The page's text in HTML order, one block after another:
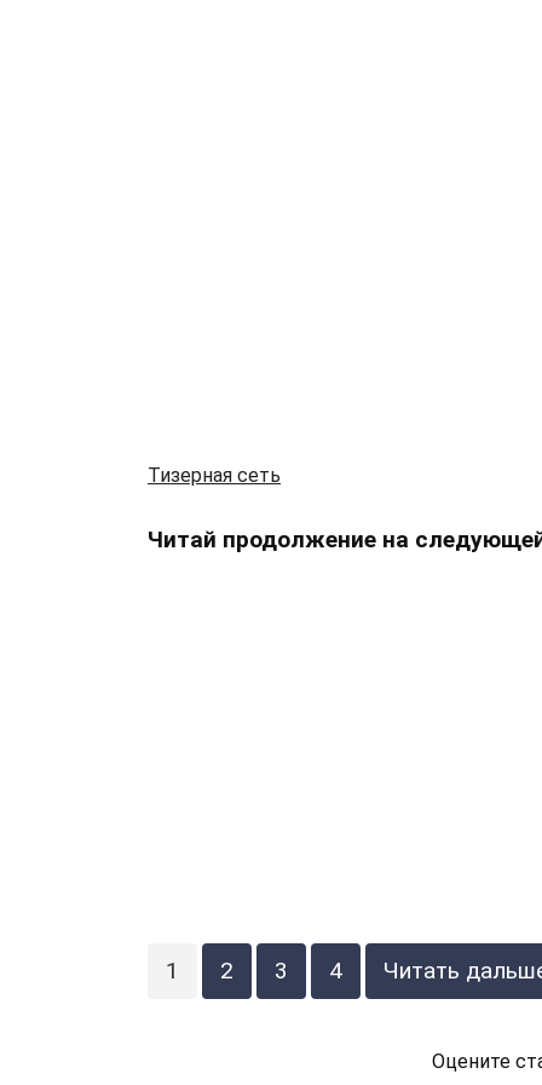
Тизерная сеть
Читай продолжение на
1 2 3 4 Читать
Оцените